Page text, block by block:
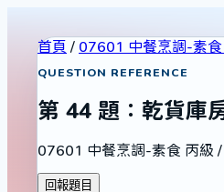
首頁 / 07601 中餐烹調-素食
QUESTION REFERENCE
第 44 題： 乾貨庫
07601 中餐烹調-素食 丙級 /
回報題目